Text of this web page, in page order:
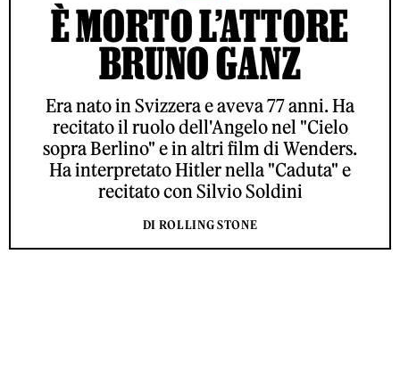
È MORTO L’ATTORE
BRUNO GANZ
Era nato in Svizzera e aveva 77 anni. Ha
recitato il ruolo dell'Angelo nel "Cielo
sopra Berlino" e in altri film di Wenders.
Ha interpretato Hitler nella "Caduta" e
recitato con Silvio Soldini
DI ROLLING STONE